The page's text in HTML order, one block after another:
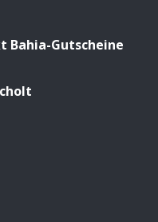
Bahia-Gutscheine